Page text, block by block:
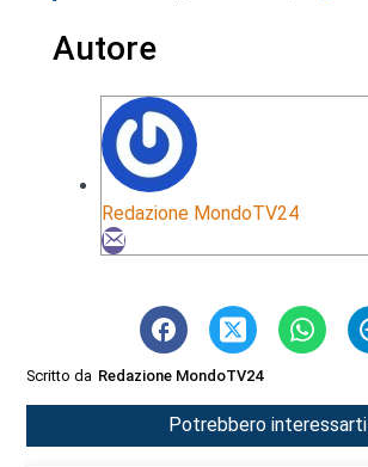
Autore
Redazione MondoTV24
Scritto da Redazione MondoTV24
Potrebbero interessarti